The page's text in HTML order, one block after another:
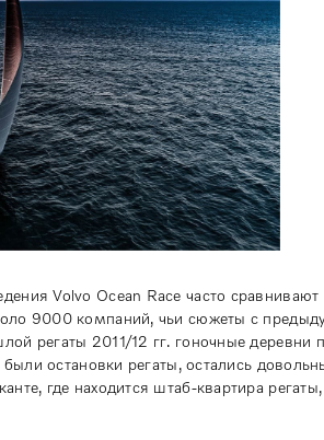
Volvo Ocean Race часто
9000 компаний, чьи сюжеты с
регаты 2011/12 гг. гоночные деревни
были остановки регаты, остались
где находится штаб-квартира